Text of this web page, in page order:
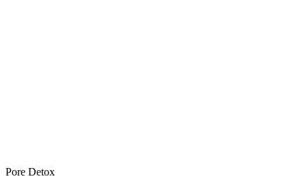
Pore Detox